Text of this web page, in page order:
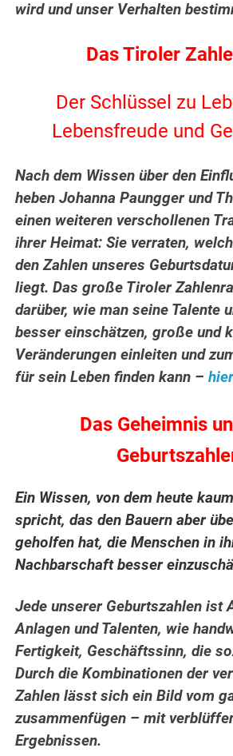
wird und unser Verhalten
Das Tiroler
Der Schlüssel zu
Lebensfreude und
Nach dem Wissen über den
heben Johanna Paungger und
einen weiteren verschollenen
ihrer Heimat: Sie verraten,
den Zahlen unseres
liegt. Das große Tiroler
darüber, wie man seine Talente
besser einschätzen, große und
Veränderungen einleiten und
für sein Leben finden kann –
Das Geheimnis
Ein Wissen, von dem heute
spricht, das den Bauern aber
geholfen hat, die Menschen in
Nachbarschaft besser
Jede unserer Geburtszahlen ist
Anlagen und Talenten, wie
Fertigkeit, Geschäftssinn, die
Durch die Kombinationen der
Zahlen lässt sich ein Bild vom
zusammenfügen – mit
Ergebnissen.